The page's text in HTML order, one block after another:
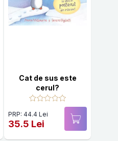
Cat de sus este
cerul?
PRP: 44.4 Lei
35.5 Lei